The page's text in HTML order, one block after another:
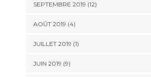
SEPTEMBRE 2019 (12)
AOÛT 2019 (4)
JUILLET 2019 (1)
JUIN 2019 (9)